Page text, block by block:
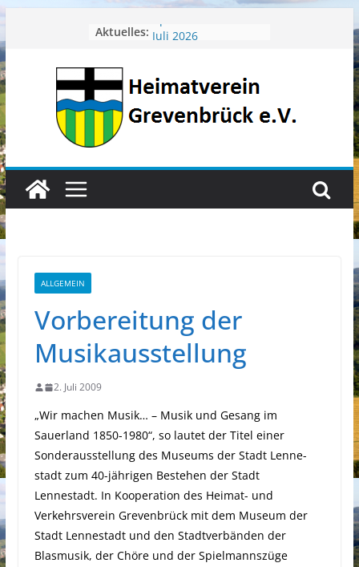
Zum
Inhalt
springen
Aktuelles:
April 2026
Juli 2026
Heimatverein aktuell
ALLGEMEIN
Vorbereitung der
Musikausstellung
2. Juli 2009
„Wir machen Musik… – Mu­sik und Gesang im
Sauerland 1850-1980“, so lautet der Titel einer
Sonderausstellung des Museums der Stadt Lenne­
stadt zum 40-jährigen Beste­hen der Stadt
Lennestadt. In Kooperation des Hei­mat- und
Verkehrsverein Grevenbrück mit dem Museum der
Stadt Lennestadt und den Stadtverbänden der
Blasmusik, der Chöre und der Spiel­mannszüge